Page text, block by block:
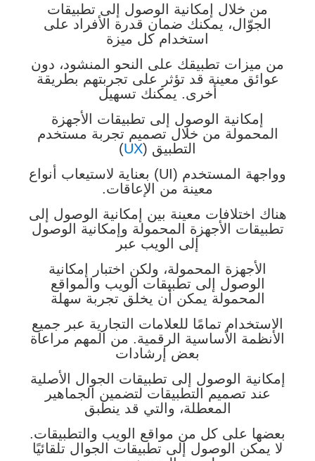
من خلال إمكانية الوصول إلى تطبيقات
الجوّال، يمكنك ضمان قدرة الأفراد على
استخدام كل ميزة
من ميزات تطبيقك على النحو المنشود، دون
عوائق معينة قد تؤثر على تجربتهم بطريقة
أخرى. يمكنك تسهيل
إمكانية الوصول إلى تطبيقات الأجهزة
المحمولة من خلال تصميم تجربة مستخدم
التطبيق (UX
)
وواجهة المستخدم (UI) بعناية لاستيعاب أنواع
معينة من الإعاقات.
هناك اختلافات معينة بين إمكانية الوصول إلى
تطبيقات الأجهزة المحمولة وإمكانية الوصول
إلى الويب عبر
الأجهزة المحمولة، ولكن اختبار إمكانية
الوصول إلى تطبيقات الويب والمواقع
المحمولة يمكن أن يخلق تجربة سهلة
الاستخدام تمامًا للعلامات التجارية عبر جميع
الأنظمة الأساسية الرقمية. من المهم مراعاة
بعض إرشادات
إمكانية الوصول إلى تطبيقات الجوال الأصلية
عند تصميم التطبيقات لتضمين الجماهير
المعطلة، والتي قد ينطبق
بعضها على كل من مواقع الويب والتطبيقات.
لا يمكن الوصول إلى تطبيقات الجوال تلقائيًا